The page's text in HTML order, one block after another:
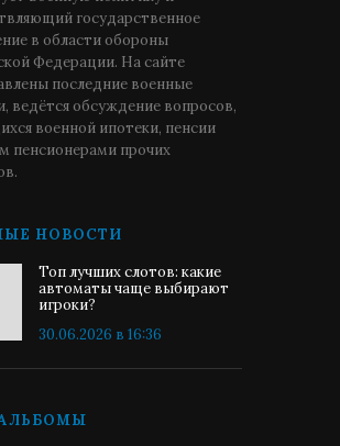
государственное
в области обороны
Федерации. На сайте
последние военные
ведётся обсуждение вопросов,
военной ипотеки, пенсии
пенсионерами прочих
НОВОСТИ
Топ лучших слотов: какие
автоматы чаще выбирают
игроки?
30.06.2026 в 16:36